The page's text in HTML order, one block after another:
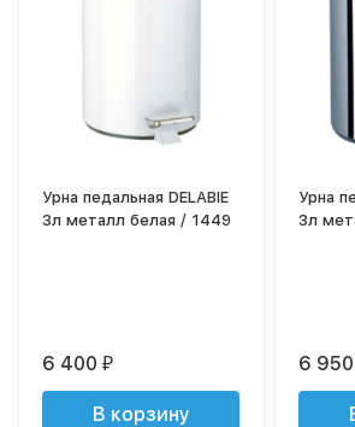
Урна педальная DELABIE
3л металл белая / 1449
6 400₽
В корзину
Урна
3л
6